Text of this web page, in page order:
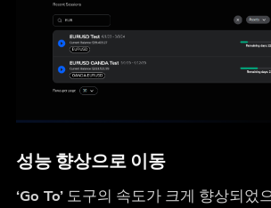
성능 향상으로 이동
‘Go To’도구의 속도가 크게 향상되었